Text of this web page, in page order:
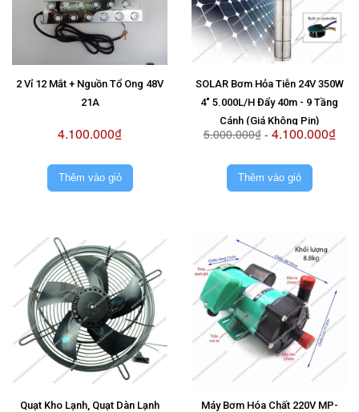
2 Vỉ 12 Mắt + Nguồn Tổ Ong 48V
21A
4.100.000₫
Thêm vào giỏ
SOLAR Bơm Hỏa Tiễn 24V 350W
4" 5.000L/H Đẩy 40m - 9 Tầng
Cánh (Giá Không Pin)
5.000.000₫- 4.100.000₫
Thêm vào giỏ
Quạt Kho Lạnh, Quạt Dàn Lạnh
Máy Bơm Hóa Chất 220V MP-